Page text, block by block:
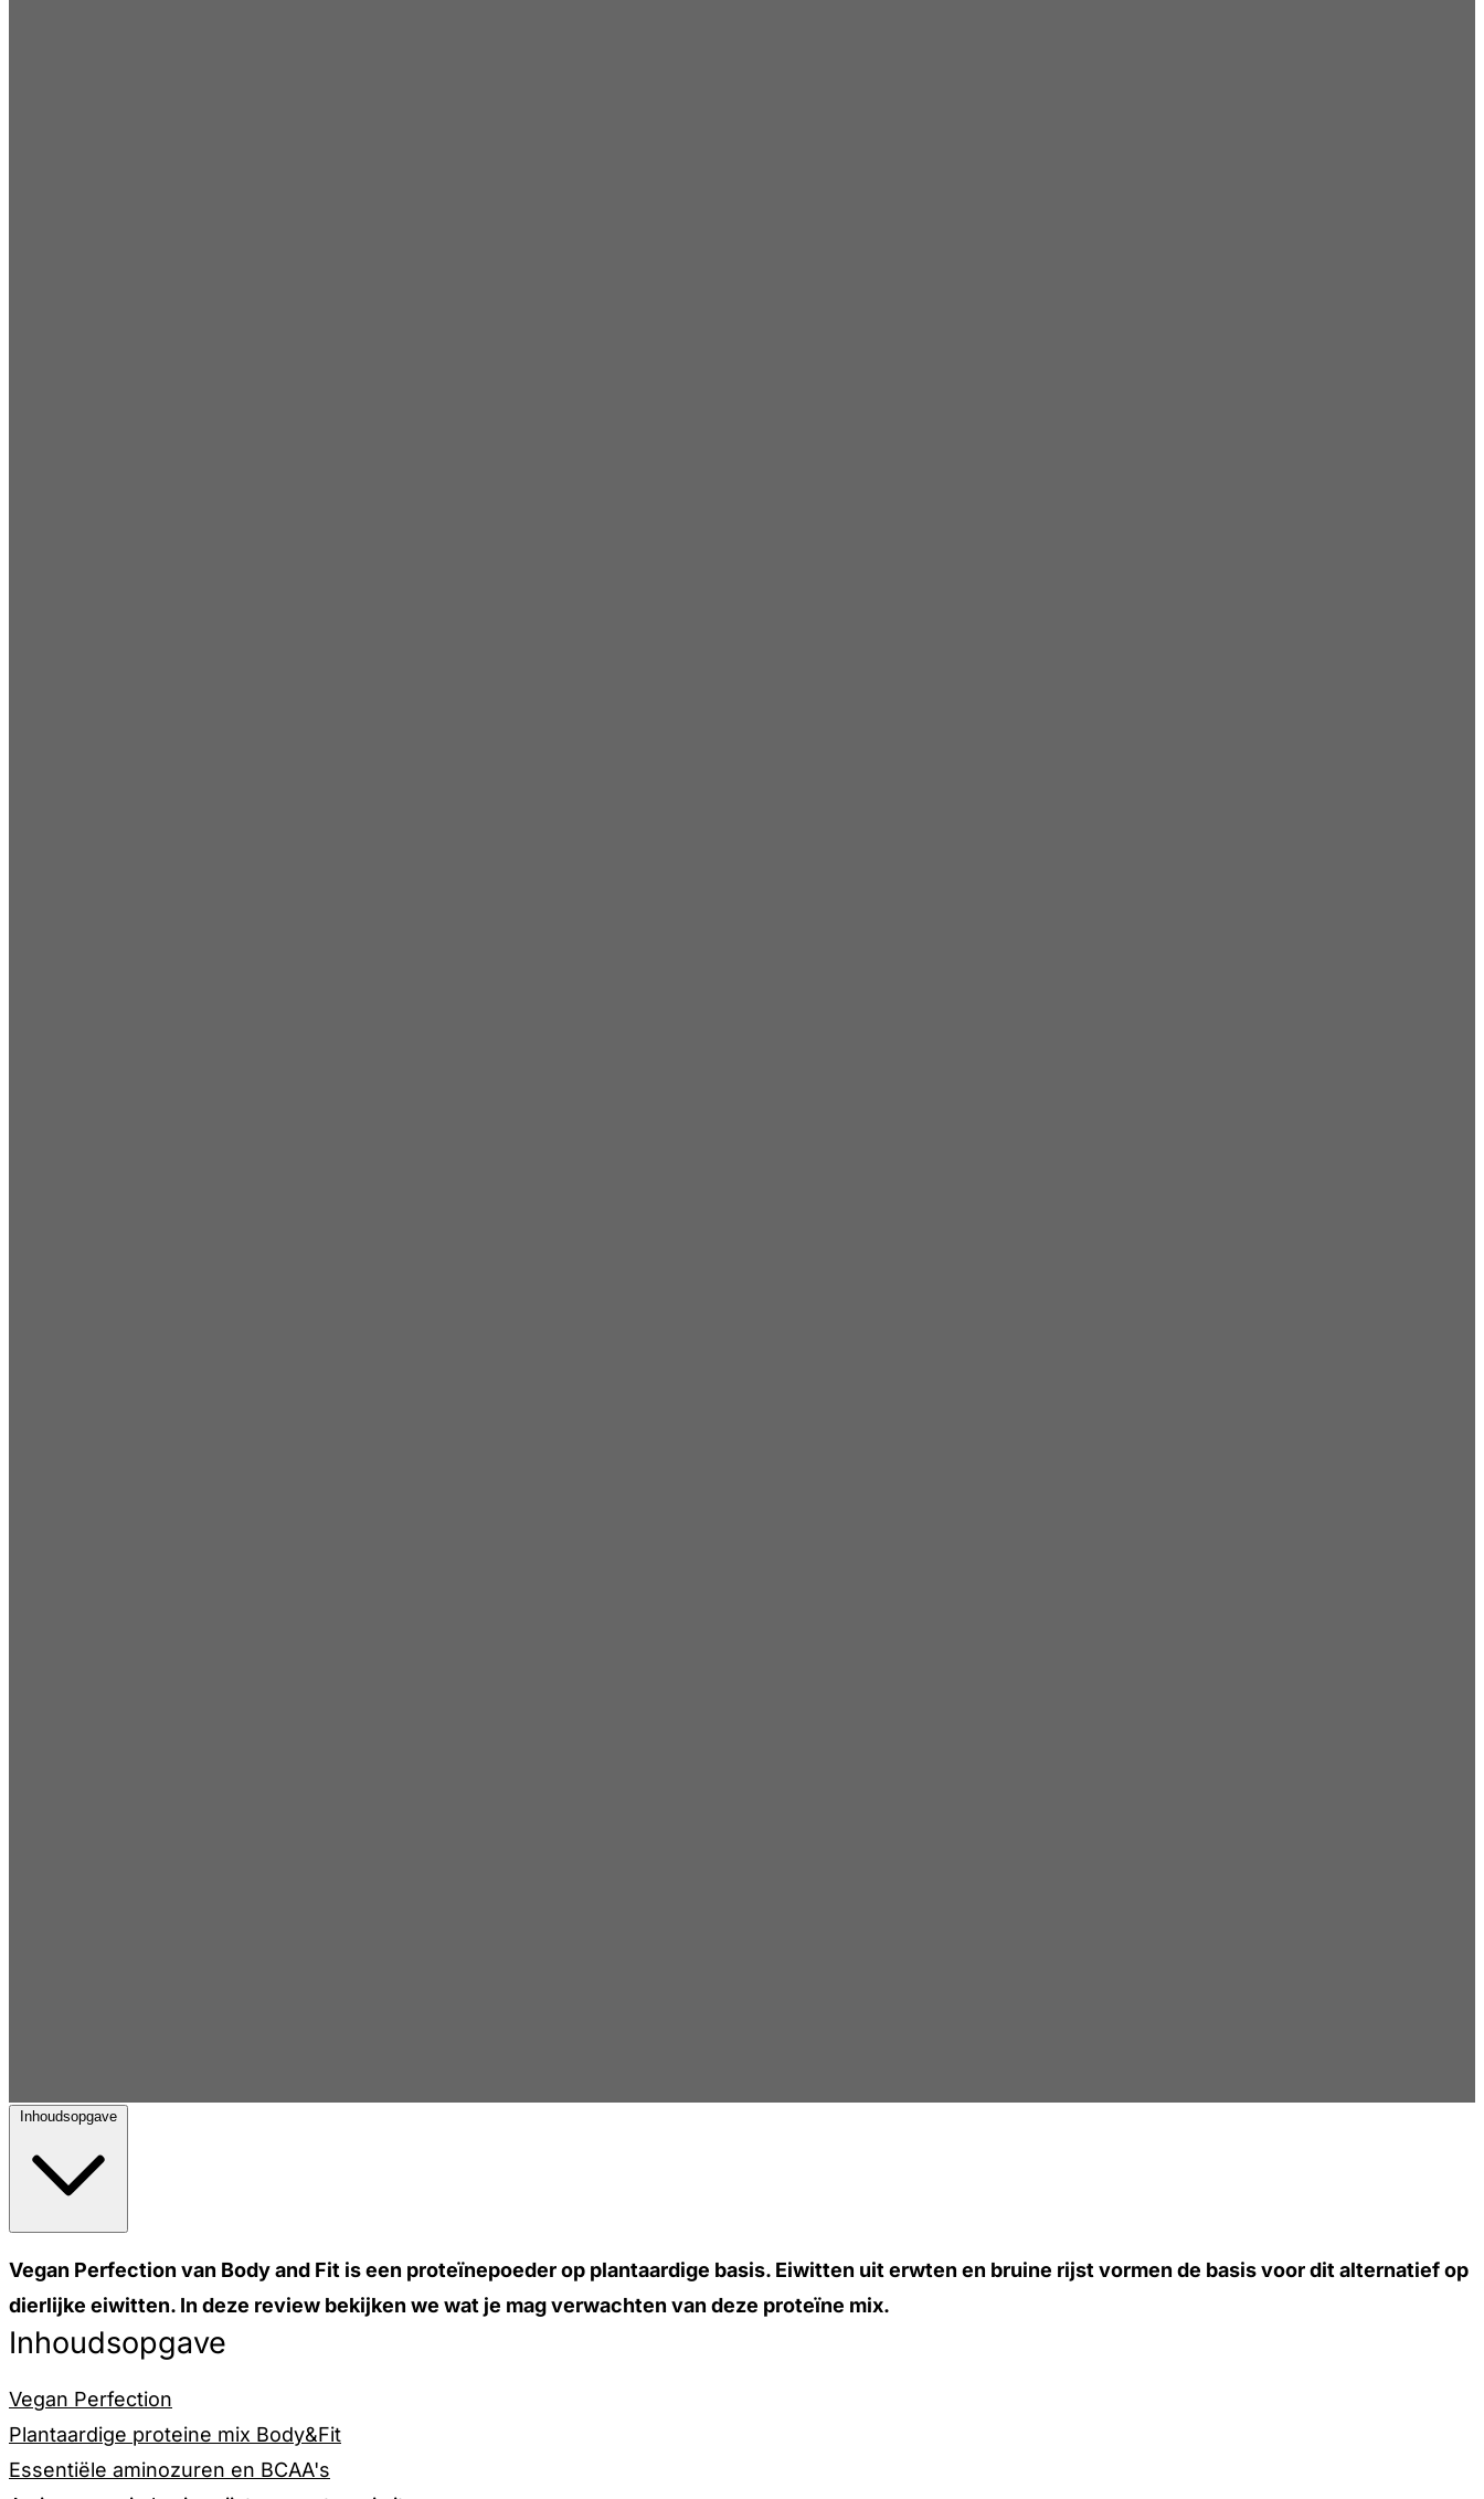
Inhoudsopgave
Vegan Perfection van Body and Fit is een proteïnepoeder op plantaardige basis. Eiwitten uit erwten en bruine rijst vormen de basis voor dit alternatief op
dierlijke eiwitten. In deze review bekijken we wat je mag verwachten van deze proteïne mix.
Inhoudsopgave
Vegan Perfection
Plantaardige proteine mix Body&Fit
Essentiële aminozuren en BCAA's